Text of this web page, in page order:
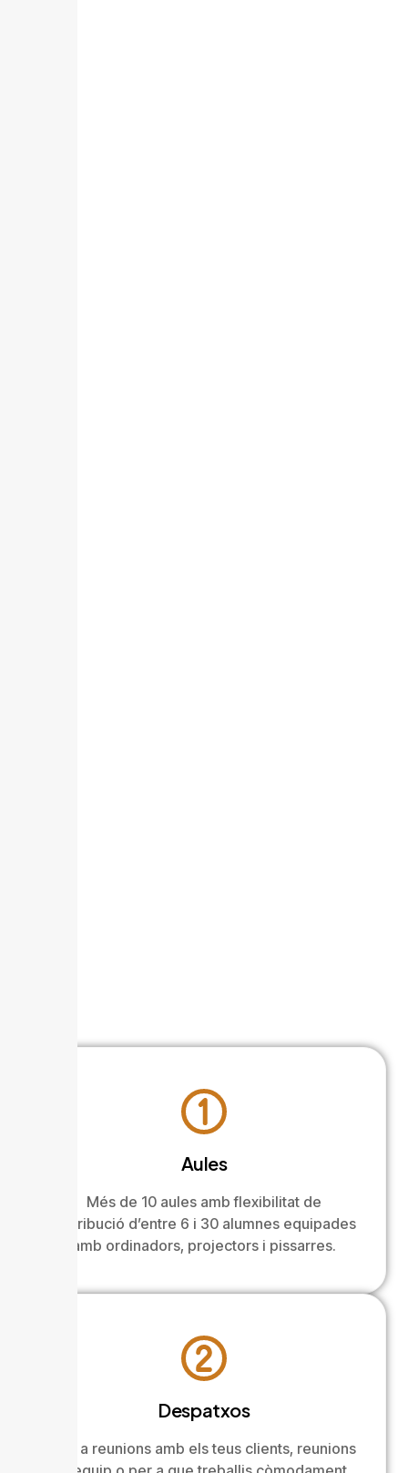
Aules
Més de 10 aules amb flexibilitat de
distribució d’entre 6 i 30 alumnes equipades
amb ordinadors, projectors i pissarres.
Despatxos
Per a reunions amb els teus clients, reunions